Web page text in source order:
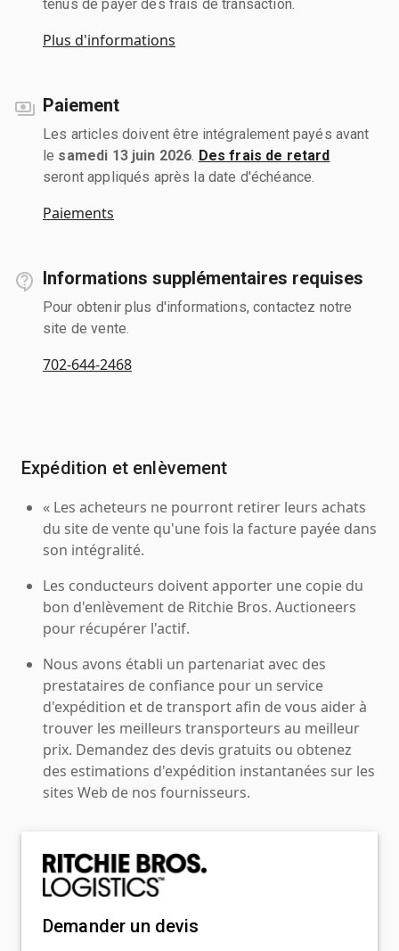
tenus de payer des frais de transaction.
Plus d'informations
Paiement
Les articles doivent être intégralement payés avant
le samedi 13 juin 2026 Des frais de retard
seront appliqués après la date d'échéance.
Paiements
Informations supplémentaires requises
Pour obtenir plus d'informations, contactez notre
site de vente.
702-644-2468
Expédition et enlèvement
« Les acheteurs ne pourront retirer leurs achats
du site de vente qu'une fois la facture payée dans
son intégralité.
Les conducteurs doivent apporter une copie du
bon d'enlèvement de Ritchie Bros. Auctioneers
pour récupérer l'actif.
Nous avons établi un partenariat avec des
prestataires de confiance pour un service
d'expédition et de transport afin de vous aider à
trouver les meilleurs transporteurs au meilleur
prix. Demandez des devis gratuits ou obtenez
des estimations d'expédition instantanées sur les
sites Web de nos fournisseurs.
Demander un devis